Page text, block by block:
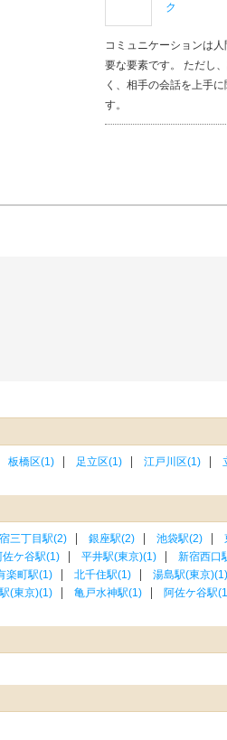
ク
コミュニケーションは
要な要素です。 ただし
く、相手の会話を上手
す。
板橋区(1) 足立区(1) 江戸川区(1)
三丁目駅(2) 銀座駅(2) 池袋駅(2)
佐ケ谷駅(1) 平井駅(東京)(1)
新宿西口
楽町駅(1) 北千住駅(1)
湯島駅(東京)(1)
(東京)(1) 亀戸水神駅(1)
阿佐ケ谷駅